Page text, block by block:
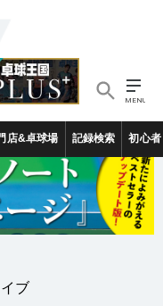
店&卓球場 記録検索 初心者
ブ